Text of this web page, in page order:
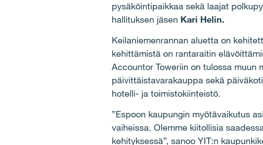
pysäköintipaikkaa sekä laajat
hallituksen jäsen Kari Helin.
Keilaniemenrannan aluetta on
kehittämistä on rantaraitin
Accountor Toweriin on tulossa muun
päivittäistavarakauppa sekä
hotelli- ja toimistokiinteistö.
”Espoon kaupungin myötävaikutus
vaiheissa. Olemme kiitollisia
kehityksessä”, sanoo YIT:n